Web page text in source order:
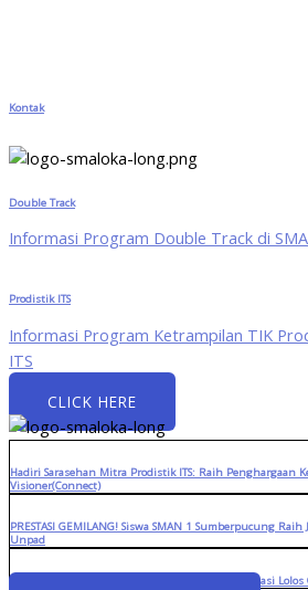
Kontak
Double Track
Informasi Program Double Track di
Prodistik ITS
Informasi Program Ketrampilan TIK
ITS
CLICK HERE
Hadiri Sarasehan Mitra Prodistik ITS: Raih Penghargaan
Visioner(Connect)
PRESTASI GEMILANG! Siswa SMAN 1 Sumberpucung
Unpad
Menuju Panggung Provinsi: Tiga Siswa Berprestasi Lolos